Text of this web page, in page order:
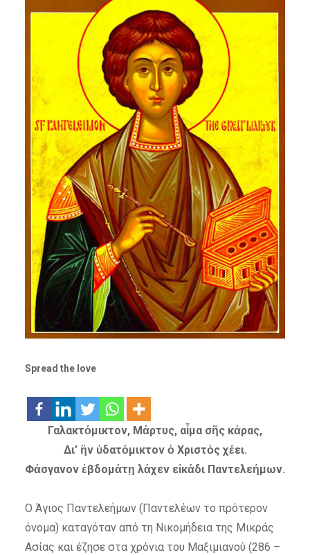
Spread the love
Γαλακτόμικτον, Μάρτυς, αἷμα σῆς κάρας,
Δι’ ἣν ὑδατόμικτον ὁ Χριστὸς χέει.
Φάσγανον ἑβδομάτῃ λάχεν εἰκάδι Παντελεήμων.
Ο Άγιος Παντελεήμων (Παντελέων το πρότερον
όνομα) καταγόταν από τη Νικομήδεια της Μικράς
Ασίας και έζησε στα χρόνια του Μαξιμιανού (286 –